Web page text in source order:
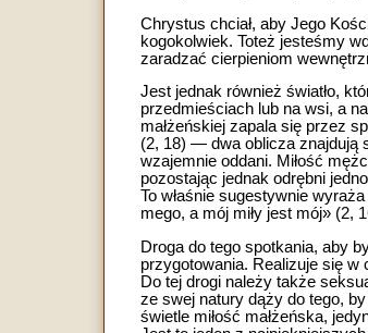
Chrystus chciał, aby Jego
kogokolwiek. Toteż jesteśmy
zaradzać cierpieniom
Jest jednak również światło,
przedmieściach lub na wsi, a
małżeńskiej zapala się przez
(2, 18) — dwa oblicza znajdują
wzajemnie oddani. Miłość
pozostając jednak odrębni
To właśnie sugestywnie
mego, a mój miły jest mój» (2,
Droga do tego spotkania, aby
przygotowania. Realizuje się w
Do tej drogi należy także
ze swej natury dąży do tego,
świetle miłość małżeńska,